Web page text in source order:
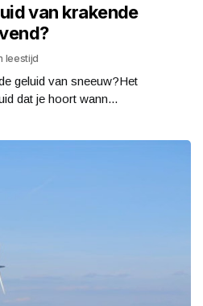
van krakende
leestijd
geluid van sneeuw?Het
dat je hoort wann...